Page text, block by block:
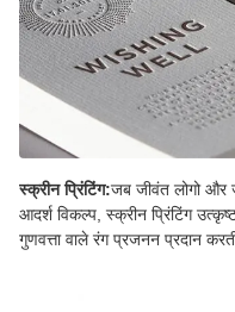
स्क्रीन प्रिंटिंग:जब जीवंत लोगो और
आदर्श विकल्प, स्क्रीन प्रिंटिंग
गुणवत्ता वाले रंग प्रजनन प्रदान